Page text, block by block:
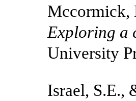
Mccormick,
Exploring a
University
Israel,